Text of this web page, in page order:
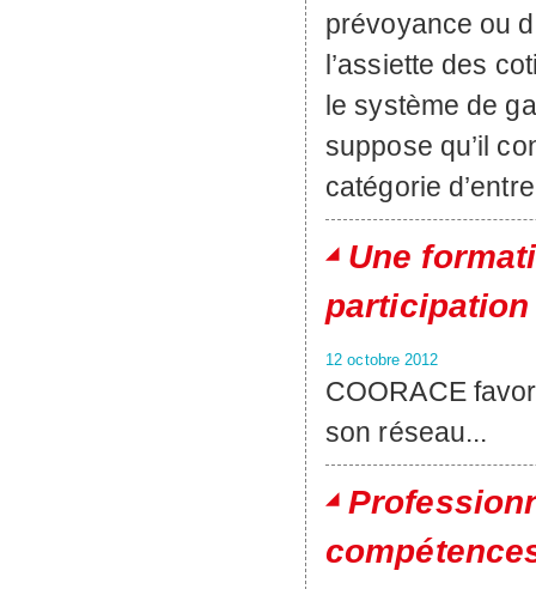
prévoyance ou
l’assiette des
le système de
suppose qu’il
catégorie
Une
participation
12 octobre 2012
COORACE
son réseau...